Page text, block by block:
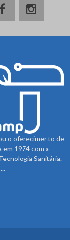
o oferecimento de
1974 com a
Sanitária.